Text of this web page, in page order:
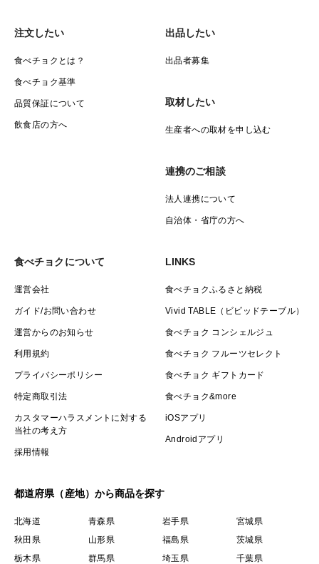
注文したい
食べチョクとは？
食べチョク基準
品質保証について
飲食店の方へ
出品したい
出品者募集
取材したい
生産者への取材を申し込む
連携のご相談
法人連携について
自治体・省庁の方へ
食べチョクについて
運営会社
ガイド/お問い合わせ
運営からのお知らせ
利用規約
プライバシーポリシー
特定商取引法
カスタマーハラスメントに対する
当社の考え方
採用情報
LINKS
食べチョクふるさと納税
Vivid TABLE（ビビッドテーブル）
食べチョク コンシェルジュ
食べチョク フルーツセレクト
食べチョク ギフトカード
食べチョク&more
iOSアプリ
Androidアプリ
都道府県（産地）から商品を探す
北海道 青森県 岩手県
宮城県
秋田県
山形県 福島県
茨城県
栃木県
群馬県 埼玉県
千葉県